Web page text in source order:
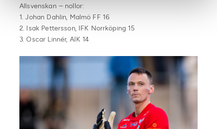
Allsvenskan – nollor:
1. Johan Dahlin, Malmö FF 16
2. Isak Pettersson, IFK Norrköping 15
3. Oscar Linnér, AIK 14